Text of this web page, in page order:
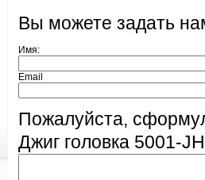
Вы можете задать
Имя:
Email
Пожалуйста,
Джиг головка 5001-